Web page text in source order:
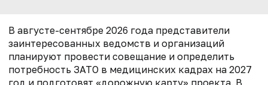
В августе-сентябре 2026 года представители
заинтересованных ведомств и организаций
планируют провести совещание и определить
потребность ЗАТО в медицинских кадрах на 2027
год и подготовят «дорожную карту» проекта. В